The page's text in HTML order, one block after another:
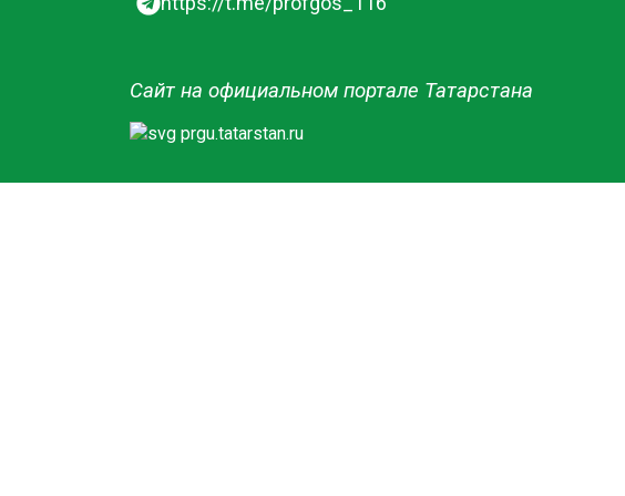
Сайт на официальном портале Татарстана
prgu.tatarstan.ru